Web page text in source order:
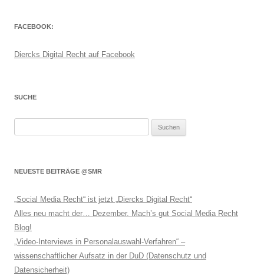
FACEBOOK:
Diercks Digital Recht auf Facebook
SUCHE
NEUESTE BEITRÄGE @SMR
„Social Media Recht“ ist jetzt „Diercks Digital Recht“
Alles neu macht der… Dezember. Mach’s gut Social Media Recht
Blog!
„Video-Interviews in Personalauswahl-Verfahren“ –
wissenschaftlicher Aufsatz in der DuD (Datenschutz und
Datensicherheit)